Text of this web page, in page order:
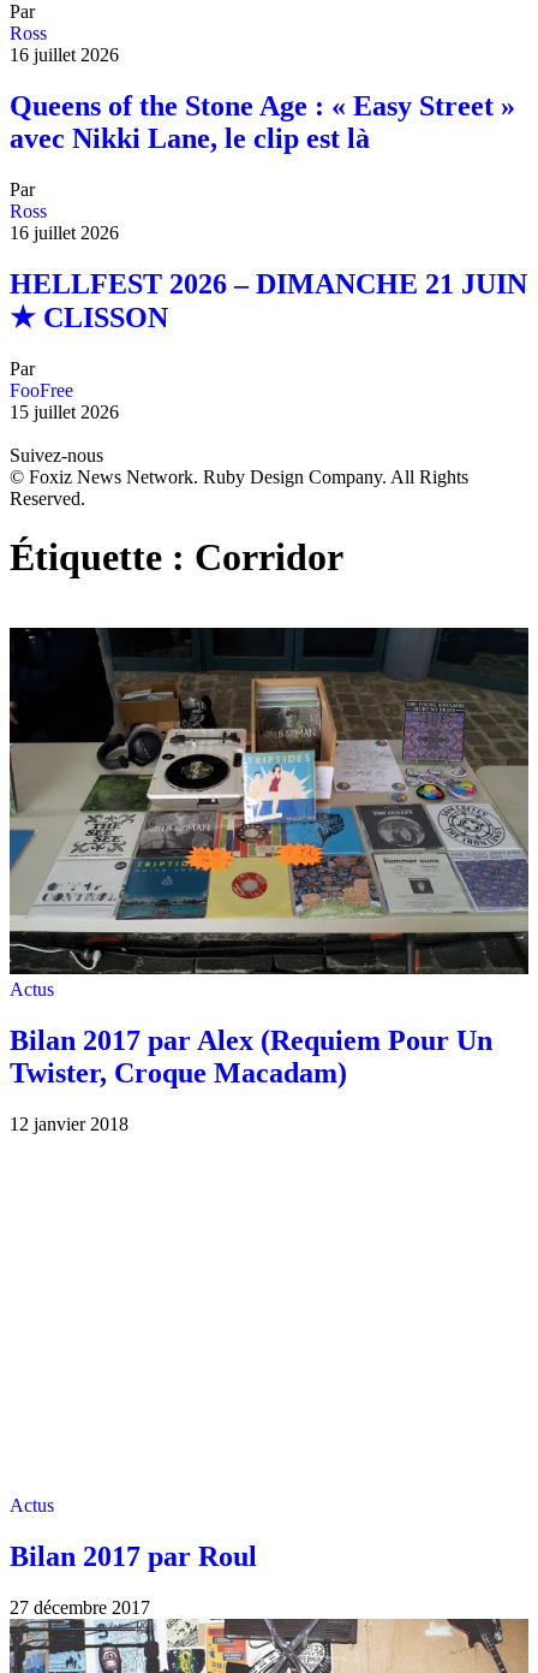
Par
Ross
16 juillet 2026
Queens of the Stone Age : « Easy Street »
avec Nikki Lane, le clip est là
Par
Ross
16 juillet 2026
HELLFEST 2026 – DIMANCHE 21 JUIN
★ CLISSON
Par
FooFree
15 juillet 2026
Suivez-nous
© Foxiz News Network. Ruby Design Company. All Rights
Reserved.
Étiquette : Corridor
Actus
Bilan 2017 par Alex (Requiem Pour Un
Twister, Croque Macadam)
12 janvier 2018
Actus
Bilan 2017 par Roul
27 décembre 2017